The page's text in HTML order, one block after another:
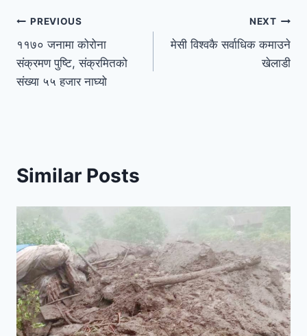
PREVIOUS
११७० जनामा कोरोना
संक्रमण पुष्टि, संक्रमितको
संख्या ५५ हजार नाघ्यो
NEXT
मेसी विश्वकै सर्वाधिक कमाउने
खेलाडी
Similar Posts